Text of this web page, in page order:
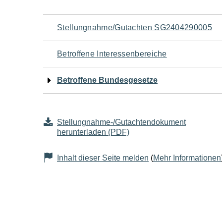
Navigation
für
den
Seiteninhalt
Stellungnahme/Gutachten SG2404290005
Betroffene Interessenbereiche
Betroffene Bundesgesetze
Stellungnahme-/Gutachtendokument
herunterladen (PDF)
Inhalt dieser Seite melden (Mehr Informationen